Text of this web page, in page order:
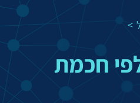
חכמת